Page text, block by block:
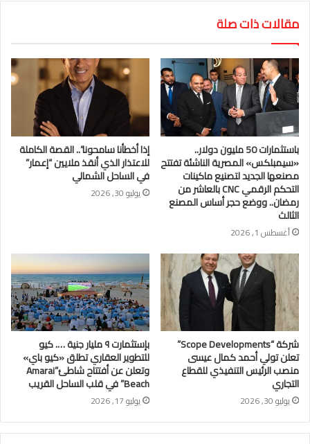
مقالات ذات صلة
باستثمارات 50 مليون دولار..
«سيمبلكس» المصرية الناشئة تفتتح
مصنعها الجديد لتصنيع ماكينات
التحكم الرقمي CNC بالعاشر من
رمضان.. ووضع حجر أساس المصنع
الثالث
أغسطس 1, 2026
إذا أخطأنا سامحونا”.. القصة الكاملة
للاعتذار الذي أنقذ ملايين “إعمار”
في الساحل الشمالي
يوليو 30, 2026
شركة “Scope Developments”
تعلن تولي أحمد كمال عيسى
منصب الرئيس التنفيذي للقطاع
التجاري
يوليو 30, 2026
بإستثمارت ٩ مليار جنية …. كيو
للتطوير العقاري تطلق «كيو باي»
وتعلن عن أفتتاح شاطئ”Amarai
Beach” في قلب الساحل القريب
يوليو 17, 2026